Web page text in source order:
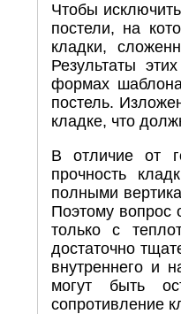
Чтобы
постели, на
кладки,
Результаты
формах
постель.
кладке, что
В отличие от
прочность
полными
Поэтому вопрос
только с
достаточно
внутреннего и
могут быть
сопротивление